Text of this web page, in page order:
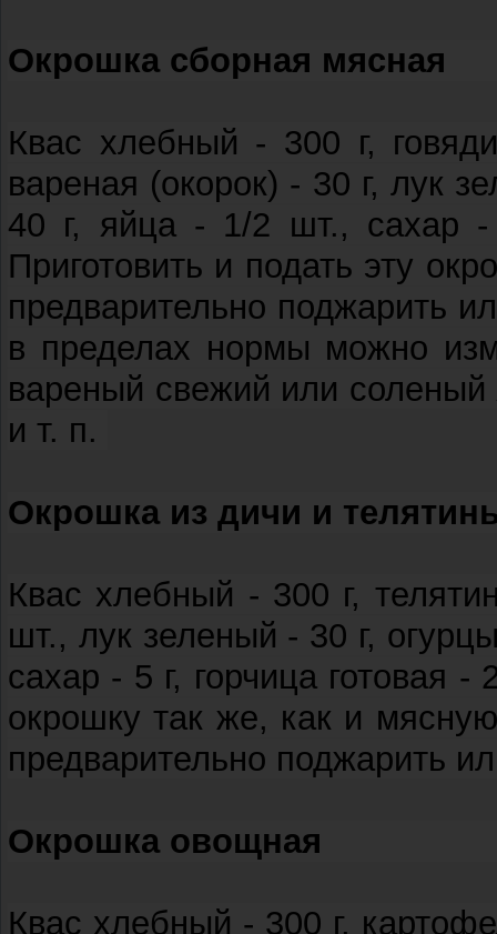
Окрошка сборная мясная
Квас хлебный - 300 г,
вареная (окорок) - 30 г, лук
40 г, яйца - 1/2 шт., сахар -
Приготовить и подать эту
предварительно поджарить
в пределах нормы можно
вареный свежий или
и т. п.
Окрошка из дичи и
Квас хлебный - 300 г,
шт., лук зеленый - 30 г,
сахар - 5 г, горчица готовая -
окрошку так же, как и
предварительно поджарить
Окрошка овощная
Квас хлебный - 300 г,